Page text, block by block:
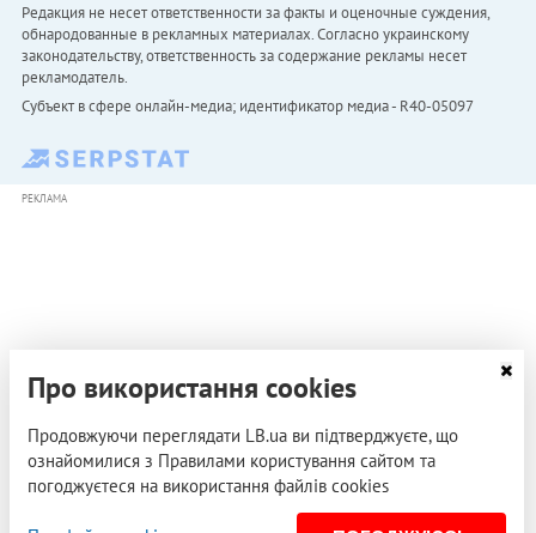
Редакция не несет ответственности за факты и оценочные суждения,
обнародованные в рекламных материалах. Согласно украинскому
законодательству, ответственность за содержание рекламы несет
рекламодатель.
Субъект в сфере онлайн-медиа; идентификатор медиа - R40-05097
РЕКЛАМА
Про використання cookies
Продовжуючи переглядати LB.ua ви підтверджуєте, що
ознайомилися з Правилами користування сайтом та
погоджуєтеся на використання файлів cookies